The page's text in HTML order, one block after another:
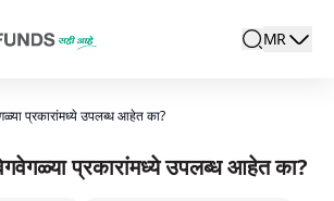
search
Locale
MR
active
प्रकारांमध्ये उपलब्ध आहेत का?
प्रकारांमध्ये उपलब्ध आहेत का?